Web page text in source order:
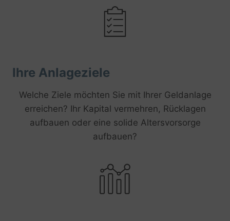
Ihre Anlageziele
Welche Ziele möchten Sie mit Ihrer Geldanlage
erreichen? Ihr Kapital vermehren, Rücklagen
aufbauen oder eine solide Altersvorsorge
aufbauen?